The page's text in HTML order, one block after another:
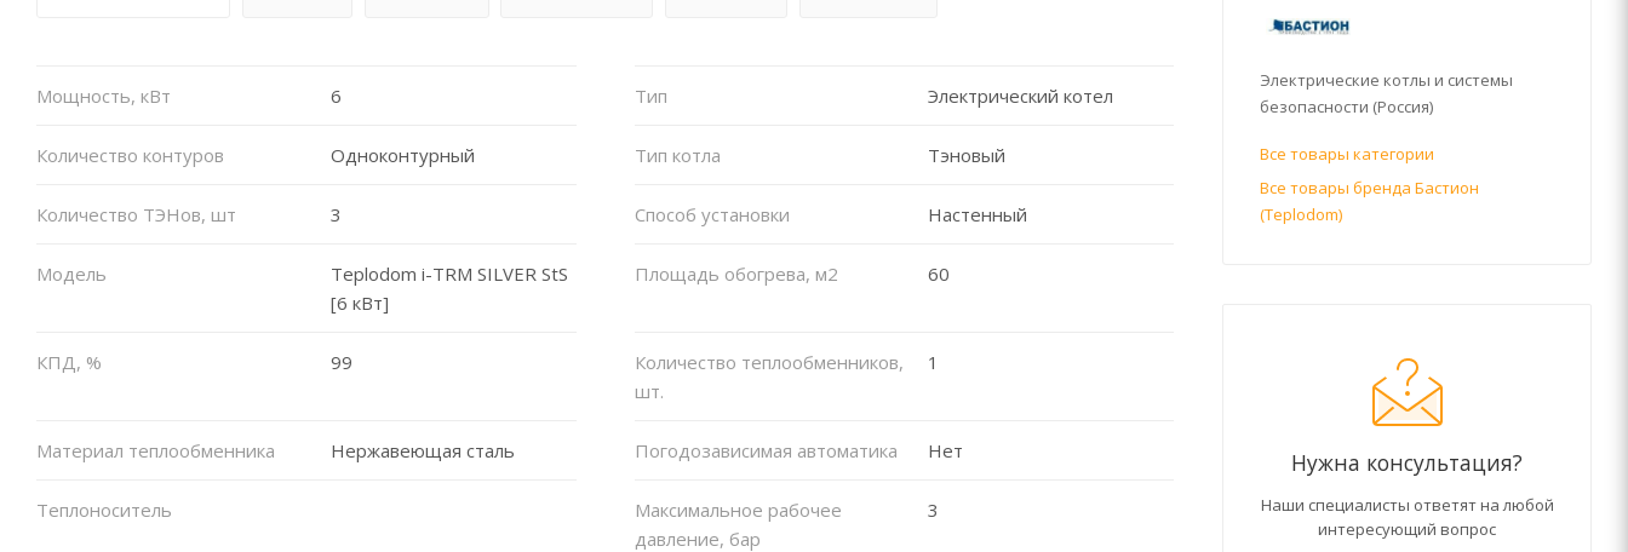
Мощность, кВт 6 Тип Электрический котел
Количество контуров Одноконтурный Тип котла Тэновый
Количество ТЭНов, шт 3 Способ установки Настенный
Модель
Teplodom i-TRM SILVER StS
[6 кВт]
Площадь обогрева, м2 60
КПД, % 99
Количество теплообменников,
шт.
1
Материал теплообменника Нержавеющая сталь Погодозависимая автоматика Нет
Теплоноситель
Максимальное рабочее
давление, бар
3
Электрические котлы и системы
безопасности (Россия)
Все товары категории
Все товары бренда Бастион
(Teplodom)
Нужна консультация?
Наши специалисты ответят на любой
интересующий вопрос